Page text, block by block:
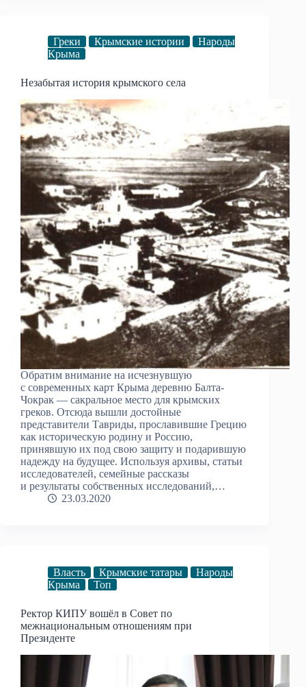
Греки Крымские истории
Народы
Крыма
Незабытая история крымского села
Обратим внимание на исчезнувшую
с современных карт Крыма деревню Балта-
Чокрак — сакральное место для крымских
греков. Отсюда вышли достойные
представители Тавриды, прославившие Грецию
как историческую родину и Россию,
принявшую их под свою защиту и подарившую
надежду на будущее. Используя архивы, статьи
исследователей, семейные рассказы
и результаты собственных исследований,…
23.03.2020
Власть Крымские татары
Народы
Крыма
Топ
Ректор КИПУ вошёл в Совет по
межнациональным отношениям при
Президенте